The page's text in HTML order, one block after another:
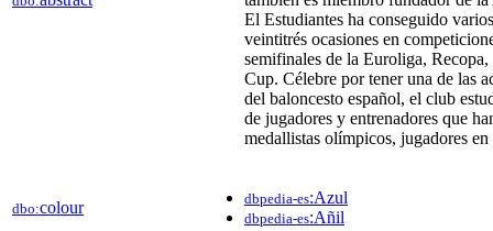
El Estudiantes ha conseguido
veintitrés ocasiones en
semifinales de la Euroliga,
Cup. Célebre por tener una de las
del baloncesto español, el club
de jugadores y entrenadores que
medallistas olímpicos, jugadores
dbo:colour dbpedia-es:Azul
dbpedia-es:Añil